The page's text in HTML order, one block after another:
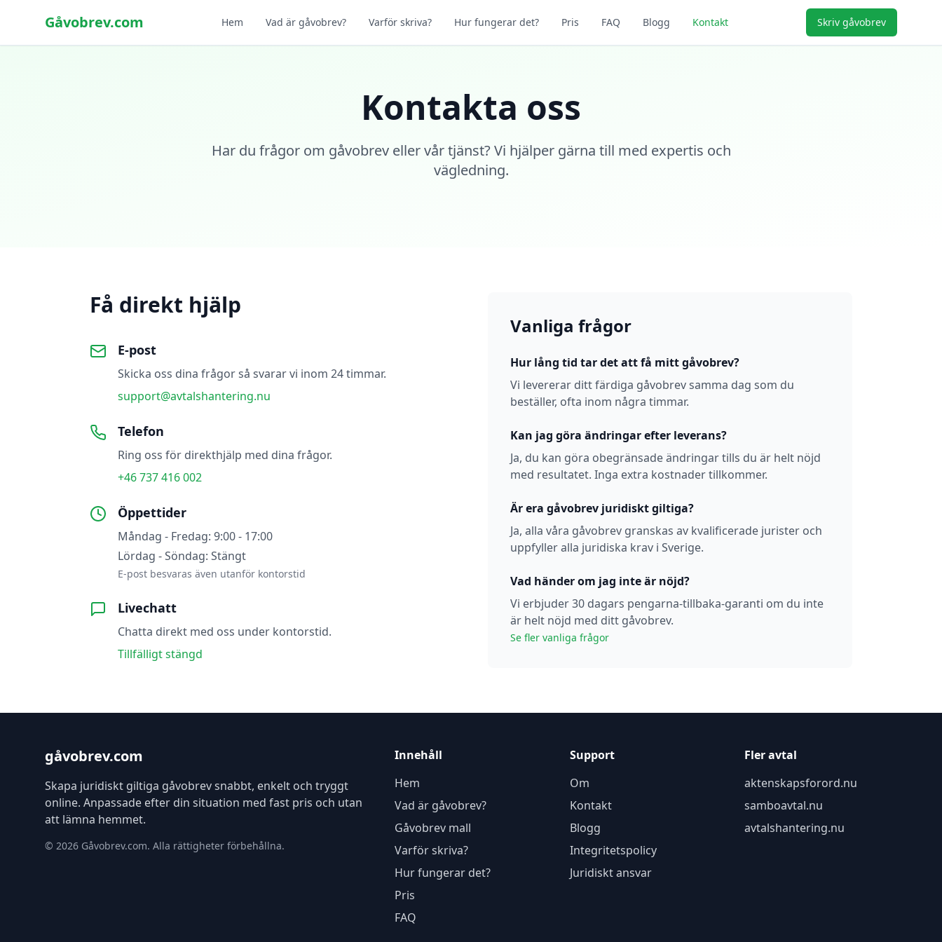
Gåvobrev.com Hem Vad är gåvobrev? Varför skriva? Hur fungerar det? Pris FAQ Blogg Kontakt Skriv gåvobrev
Kontakta oss
Har du frågor om gåvobrev eller vår tjänst? Vi hjälper gärna till med expertis och
vägledning.
Få direkt hjälp
E-post
Skicka oss dina frågor så svarar vi inom 24 timmar.
support@avtalshantering.nu
Telefon
Ring oss för direkthjälp med dina frågor.
+46 737 416 002
Öppettider
Måndag - Fredag: 9:00 - 17:00
Lördag - Söndag: Stängt
E-post besvaras även utanför kontorstid
Livechatt
Chatta direkt med oss under kontorstid.
Tillfälligt stängd
Vanliga frågor
Hur lång tid tar det att få mitt gåvobrev?
Vi levererar ditt färdiga gåvobrev samma dag som du
beställer, ofta inom några timmar.
Kan jag göra ändringar efter leverans?
Ja, du kan göra obegränsade ändringar tills du är helt nöjd
med resultatet. Inga extra kostnader tillkommer.
Är era gåvobrev juridiskt giltiga?
Ja, alla våra gåvobrev granskas av kvalificerade jurister och
uppfyller alla juridiska krav i Sverige.
Vad händer om jag inte är nöjd?
Vi erbjuder 30 dagars pengarna-tillbaka-garanti om du inte
är helt nöjd med ditt gåvobrev.
Se fler vanliga frågor
gåvobrev.com
Skapa juridiskt giltiga gåvobrev snabbt, enkelt och tryggt
online. Anpassade efter din situation med fast pris och utan
att lämna hemmet.
© 2026 Gåvobrev.com. Alla rättigheter förbehållna.
Innehåll
Hem
Vad är gåvobrev?
Gåvobrev mall
Varför skriva?
Hur fungerar det?
Pris
FAQ
Support
Om
Kontakt
Blogg
Integritetspolicy
Juridiskt ansvar
Fler avtal
aktenskapsforord.nu
samboavtal.nu
avtalshantering.nu